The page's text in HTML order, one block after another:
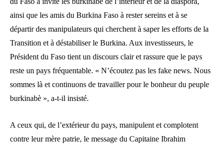
ainsi que les amis du Burkina Faso à rester sereins et à se
départir des manipulateurs qui cherchent à saper les efforts de la
Transition et à déstabiliser le Burkina. Aux investisseurs, le
Président du Faso tient un discours clair et rassure que le pays
reste un pays fréquentable. « N’écoutez pas les fake news. Nous
sommes là et continuons de travailler pour le bonheur du peuple
burkinabè », a-t-il insisté.
A ceux qui, de l’extérieur du pays, manipulent et complotent
contre leur mère patrie, le message du Capitaine Ibrahim